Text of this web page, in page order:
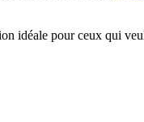
idéale pour ceux qui